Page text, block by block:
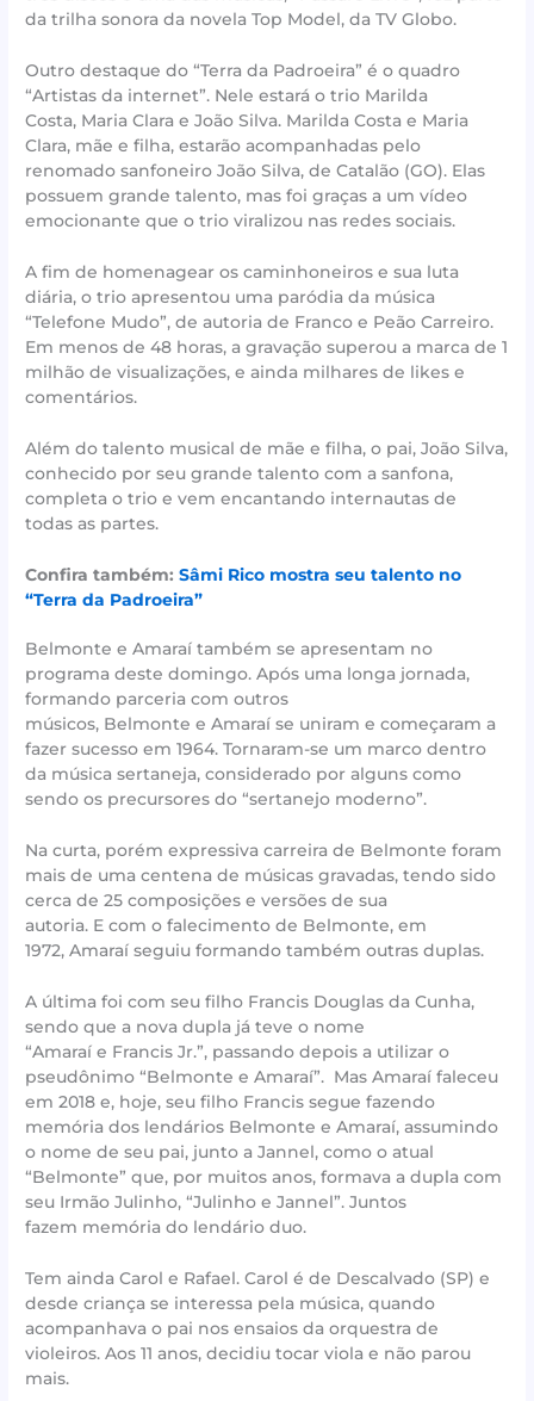
da trilha sonora da novela Top Model, da TV Globo.
Outro destaque do “Terra da Padroeira” é o quadro
“Artistas da internet”. Nele estará o trio Marilda
Costa, Maria Clara e João Silva. Marilda Costa e Maria
Clara, mãe e filha, estarão acompanhadas pelo
renomado sanfoneiro João Silva, de Catalão (GO). Elas
possuem grande talento, mas foi graças a um vídeo
emocionante que o trio viralizou nas redes sociais.
A fim de homenagear os caminhoneiros e sua luta
diária, o trio apresentou uma paródia da música
“Telefone Mudo”, de autoria de Franco e Peão Carreiro.
Em menos de 48 horas, a gravação superou a marca de 1
milhão de visualizações, e ainda milhares de likes e
comentários.
Além do talento musical de mãe e filha, o pai, João Silva,
conhecido por seu grande talento com a sanfona,
completa o trio e vem encantando internautas de
todas as partes.
Confira também:Sâmi Rico mostra seu talento no
“Terra da Padroeira”
Belmonte e Amaraí também se apresentam no
programa deste domingo. Após uma longa jornada,
formando parceria com outros
músicos, Belmonte e Amaraí se uniram e começaram a
fazer sucesso em 1964. Tornaram-se um marco dentro
da música sertaneja, considerado por alguns como
sendo os precursores do “sertanejo moderno”.
Na curta, porém expressiva carreira de Belmonte foram
mais de uma centena de músicas gravadas, tendo sido
cerca de 25 composições e versões de sua
autoria. E com o falecimento de Belmonte, em
1972, Amaraí seguiu formando também outras duplas.
A última foi com seu filho Francis Douglas da Cunha,
sendo que a nova dupla já teve o nome
“Amaraí e Francis Jr.”, passando depois a utilizar o
pseudônimo “Belmonte e Amaraí”. Mas Amaraí faleceu
em 2018 e, hoje, seu filho Francis segue fazendo
memória dos lendários Belmonte e Amaraí, assumindo
o nome de seu pai, junto a Jannel, como o atual
“Belmonte” que, por muitos anos, formava a dupla com
seu Irmão Julinho, “Julinho e Jannel”. Juntos
fazem memória do lendário duo.
Tem ainda Carol e Rafael. Carol é de Descalvado (SP) e
desde criança se interessa pela música, quando
acompanhava o pai nos ensaios da orquestra de
violeiros. Aos 11 anos, decidiu tocar viola e não parou
mais.